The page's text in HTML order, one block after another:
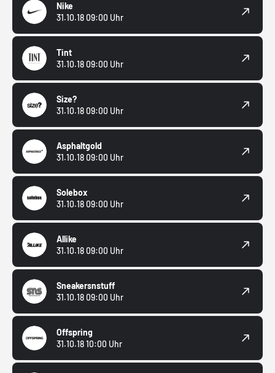
Nike
31.10.18 09:00 Uhr
Tint
31.10.18 09:00 Uhr
Size?
31.10.18 09:00 Uhr
Asphaltgold
31.10.18 09:00 Uhr
Solebox
31.10.18 09:00 Uhr
Allike
31.10.18 09:00 Uhr
Sneakersnstuff
31.10.18 09:00 Uhr
Offspring
31.10.18 10:00 Uhr